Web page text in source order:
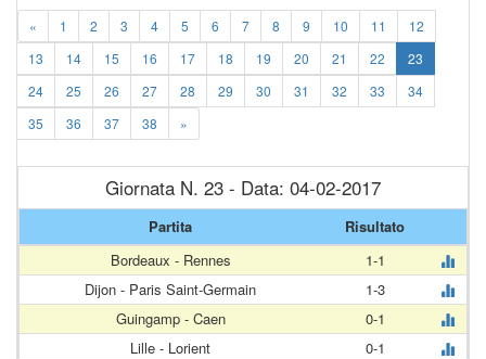
« 1 2 3 4 5 6 7 8 9 10 11
12
13
14 15 16 17 18 19 20 21 22
23
24
25 26 27 28 29 30 31 32 33
34
35
36 37 38 »
Giornata N. 23 - Data: 04-02-2017
Partita
Risultato
Bordeaux - Rennes
1-1
Dijon - Paris Saint-Germain
1-3
Guingamp - Caen
0-1
Lille - Lorient
0-1